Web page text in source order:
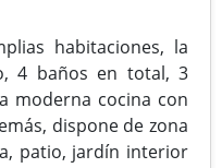
habitaciones, la
4 baños en total, 3
moderna cocina con
dispone de zona
patio, jardín interior